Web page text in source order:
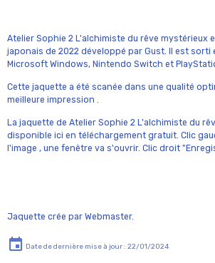
Atelier Sophie 2 L'alchimiste du rêve mystérieux
japonais de 2022 développé par Gust. Il est sorti
Microsoft Windows, Nintendo Switch et
Cette jaquette a été scanée dans une qualité
meilleure impression .
La jaquette de Atelier Sophie 2 L'alchimiste du
disponible ici en téléchargement gratuit. Clic
l'image , une fenêtre va s'ouvrir. Clic droit
Jaquette crée par Webmaster.
Date de dernière mise à jour : 22/01/2024